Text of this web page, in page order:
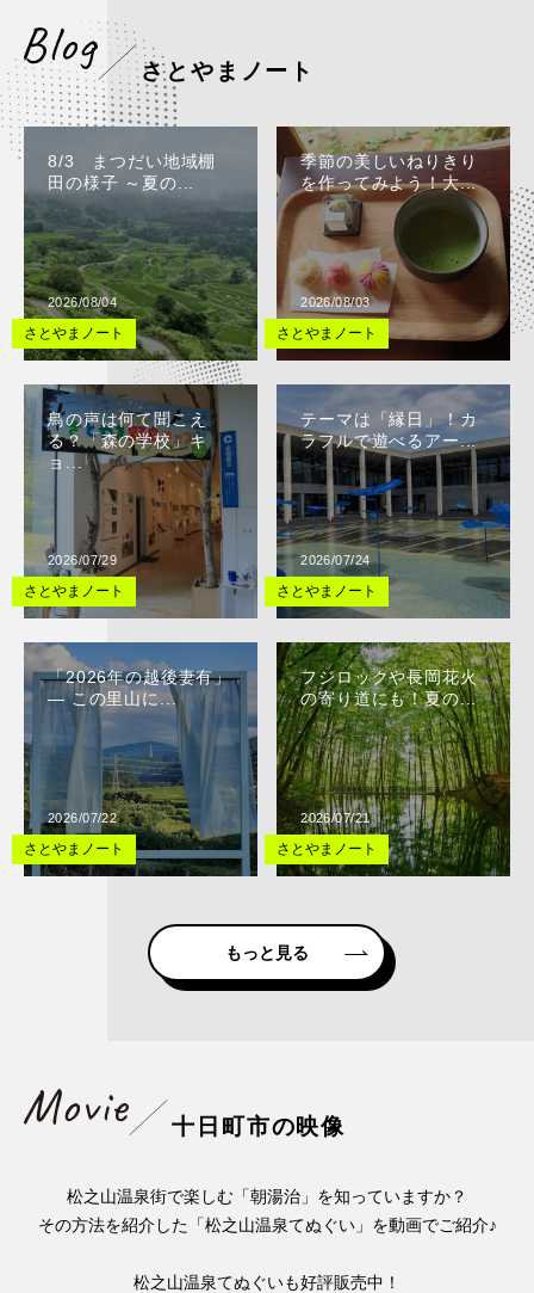
さとやまノート
8/3 まつだい地域棚
田の様子 ～夏の...
2026/08/04
さとやまノート
季節の美しいねりきり
を作ってみよう！大...
2026/08/03
さとやまノート
鳥の声は何て聞こえ
る？「森の学校」キ
ョ...
2026/07/29
さとやまノート
テーマは「縁日」！カ
ラフルで遊べるアー...
2026/07/24
さとやまノート
「2026年の越後妻有」
— この里山に...
2026/07/22
さとやまノート
フジロックや長岡花火
の寄り道にも！夏の...
2026/07/21
さとやまノート
もっと見る
十日町市の映像
松之山温泉街で楽しむ「朝湯治」を知っていますか？
その方法を紹介した「松之山温泉てぬぐい」を動画でご紹介♪
松之山温泉てぬぐいも好評販売中！